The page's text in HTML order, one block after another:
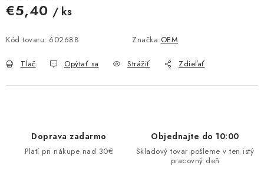
Doprava a platba Ako nakupovať
Obchodné podmienky
€5,40 / ks
Kód tovaru: 602688 Značka:OEM
Tlač Opýtať sa Strážiť Zdieľať
Doprava zadarmo
Platí pri nákupe nad 30€
Objednajte do 10:00
Skladový tovar pošleme v ten istý
pracovný deň